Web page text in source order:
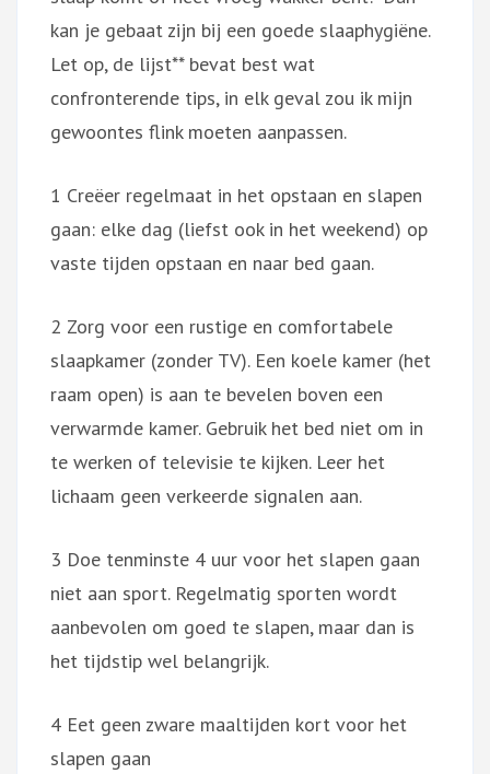
kan je gebaat zijn bij een goede slaaphygiëne.
Let op, de lijst** bevat best wat
confronterende tips, in elk geval zou ik mijn
gewoontes flink moeten aanpassen.
1 Creëer regelmaat in het opstaan en slapen
gaan: elke dag (liefst ook in het weekend) op
vaste tijden opstaan en naar bed gaan.
2 Zorg voor een rustige en comfortabele
slaapkamer (zonder TV). Een koele kamer (het
raam open) is aan te bevelen boven een
verwarmde kamer. Gebruik het bed niet om in
te werken of televisie te kijken. Leer het
lichaam geen verkeerde signalen aan.
3 Doe tenminste 4 uur voor het slapen gaan
niet aan sport. Regelmatig sporten wordt
aanbevolen om goed te slapen, maar dan is
het tijdstip wel belangrijk.
4 Eet geen zware maaltijden kort voor het
slapen gaan